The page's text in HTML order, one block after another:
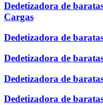
Dedetizadora de
Cargas
Dedetizadora de
Dedetizadora de
Dedetizadora de
Dedetizadora de